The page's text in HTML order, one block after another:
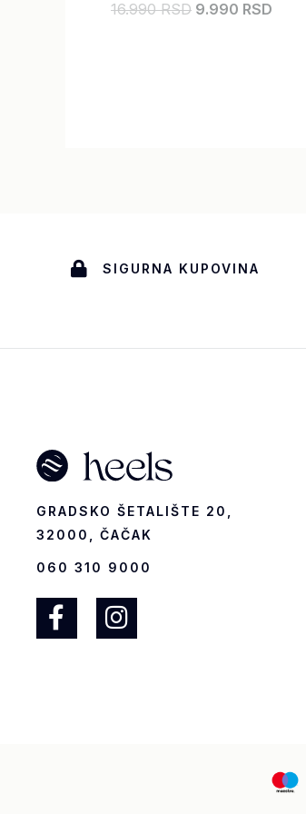
16.990 RSD 9.990 RSD
SIGURNA KUPOVINA
GRADSKO ŠETALIŠTE 20,
32000, ČAČAK
060 310 9000
F
a
I
n